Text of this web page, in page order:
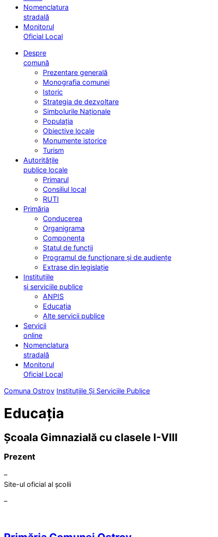
Nomenclatura
stradală
Monitorul
Oficial Local
Despre
comună
Prezentare generală
Monografia comunei
Istoric
Strategia de dezvoltare
Simbolurile Naționale
Populația
Obiective locale
Monumente istorice
Turism
Autoritățile
publice locale
Primarul
Consiliul local
RUTI
Primăria
Conducerea
Organigrama
Componența
Statul de funcții
Programul de funcționare și de audiențe
Extrase din legislație
Instituțiile
și serviciile publice
ANPIS
Educația
Alte servicii publice
Servicii
online
Nomenclatura
stradală
Monitorul
Oficial Local
Comuna Ostrov Instituțiile Și Serviciile Publice
Educația
Școala Gimnazială cu clasele I-VIII
Prezent
–
Site-ul oficial al școlii
–